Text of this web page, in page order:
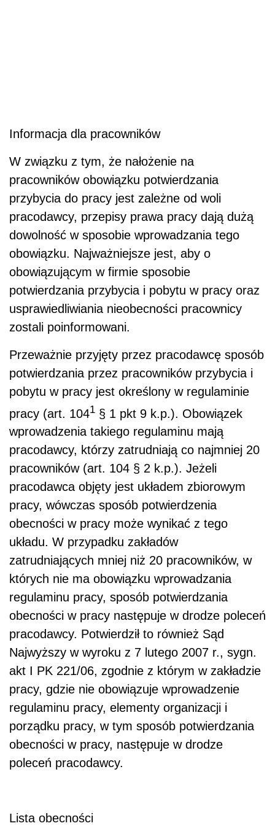
Informacja dla pracowników
W związku z tym, że nałożenie na
pracowników obowiązku potwierdzania
przybycia do pracy jest zależne od woli
pracodawcy, przepisy prawa pracy dają dużą
dowolność w sposobie wprowadzania tego
obowiązku. Najważniejsze jest, aby o
obowiązującym w firmie sposobie
potwierdzania przybycia i pobytu w pracy oraz
usprawiedliwiania nieobecności pracownicy
zostali poinformowani.
Przeważnie przyjęty przez pracodawcę sposób
potwierdzania przez pracowników przybycia i
pobytu w pracy jest określony w regulaminie
pracy (art. 1041 § 1 pkt 9 k.p.). Obowiązek
wprowadzenia takiego regulaminu mają
pracodawcy, którzy zatrudniają co najmniej 20
pracowników (art. 104 § 2 k.p.). Jeżeli
pracodawca objęty jest układem zbiorowym
pracy, wówczas sposób potwierdzenia
obecności w pracy może wynikać z tego
układu. W przypadku zakładów
zatrudniających mniej niż 20 pracowników, w
których nie ma obowiązku wprowadzania
regulaminu pracy, sposób potwierdzania
obecności w pracy następuje w drodze poleceń
pracodawcy. Potwierdził to również Sąd
Najwyższy w wyroku z 7 lutego 2007 r., sygn.
akt I PK 221/06, zgodnie z którym w zakładzie
pracy, gdzie nie obowiązuje wprowadzenie
regulaminu pracy, elementy organizacji i
porządku pracy, w tym sposób potwierdzania
obecności w pracy, następuje w drodze
poleceń pracodawcy.
Lista obecności